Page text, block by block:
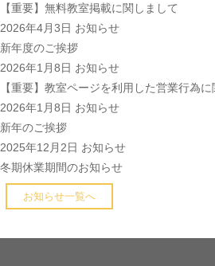
【重要】無料教室掲載に関しまして
2026年4月3日 お知らせ
新年度のご挨拶
2026年1月8日 お知らせ
【重要】教室ページを利用した営業行為に
2026年1月8日 お知らせ
新年のご挨拶
2025年12月2日 お知らせ
冬期休業期間のお知らせ
お知らせ一覧へ